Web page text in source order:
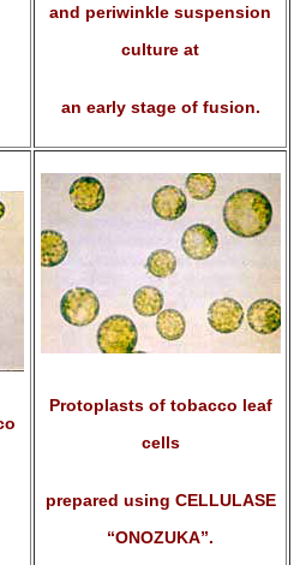
and periwinkle suspension
culture at
an early stage of fusion.
Protoplasts of tobacco leaf
cells
prepared using CELLULASE
“ONOZUKA”.